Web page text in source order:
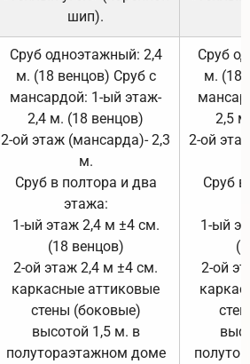
шип).
Сруб одноэтажный: 2,4
м. (18 венцов) Сруб с
мансардой: 1-ый этаж-
2,4 м. (18 венцов)
2-ой этаж (мансарда)- 2,3
м.
Сруб в полтора и два
этажа:
1-ый этаж 2,4 м ±4 см.
(18 венцов)
2-ой этаж 2,4 м ±4 см.
каркасные аттиковые
стены (боковые)
высотой 1,5 м. в
полутораэтажном доме
Сруб
м. (18
2,5
2-ой
Сруб
1-ый
2-ой